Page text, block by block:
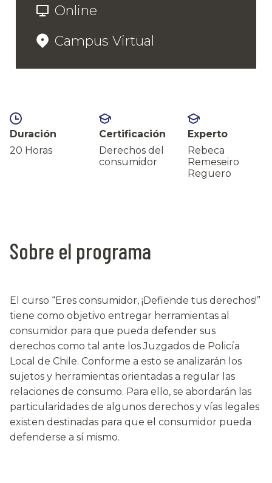
Online
Campus Virtual
Duración
20 Horas
Certificación
Derechos del
consumidor
Experto
Rebeca
Remeseiro
Reguero
Sobre el programa
El curso “Eres consumidor, ¡Defiende tus derechos!”
tiene como objetivo entregar herramientas al
consumidor para que pueda defender sus
derechos como tal ante los Juzgados de Policía
Local de Chile. Conforme a esto se analizarán los
sujetos y herramientas orientadas a regular las
relaciones de consumo. Para ello, se abordarán las
particularidades de algunos derechos y vías legales
existen destinadas para que el consumidor pueda
defenderse a sí mismo.